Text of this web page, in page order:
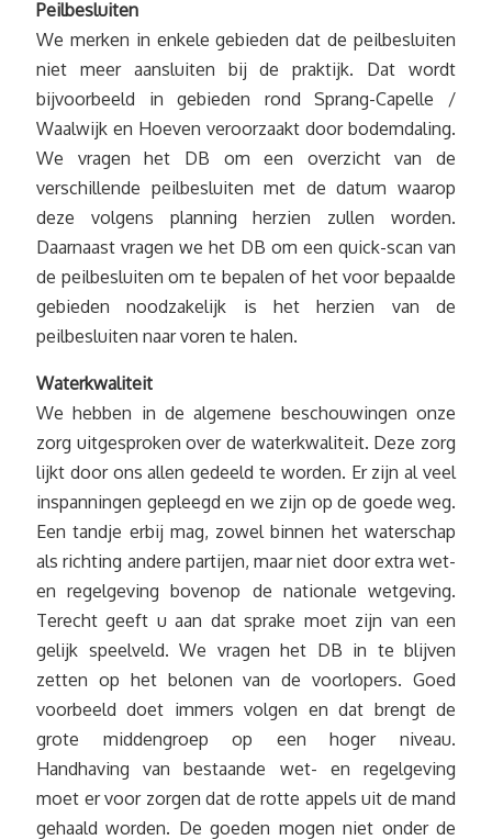
Peilbesluiten
We merken in enkele gebieden dat de peilbesluiten
niet meer aansluiten bij de praktijk. Dat wordt
bijvoorbeeld in gebieden rond Sprang-Capelle /
Waalwijk en Hoeven veroorzaakt door bodemdaling.
We vragen het DB om een overzicht van de
verschillende peilbesluiten met de datum waarop
deze volgens planning herzien zullen worden.
Daarnaast vragen we het DB om een quick-scan van
de peilbesluiten om te bepalen of het voor bepaalde
gebieden noodzakelijk is het herzien van de
peilbesluiten naar voren te halen.
Waterkwaliteit
We hebben in de algemene beschouwingen onze
zorg uitgesproken over de waterkwaliteit. Deze zorg
lijkt door ons allen gedeeld te worden. Er zijn al veel
inspanningen gepleegd en we zijn op de goede weg.
Een tandje erbij mag, zowel binnen het waterschap
als richting andere partijen, maar niet door extra wet-
en regelgeving bovenop de nationale wetgeving.
Terecht geeft u aan dat sprake moet zijn van een
gelijk speelveld. We vragen het DB in te blijven
zetten op het belonen van de voorlopers. Goed
voorbeeld doet immers volgen en dat brengt de
grote middengroep op een hoger niveau.
Handhaving van bestaande wet- en regelgeving
moet er voor zorgen dat de rotte appels uit de mand
gehaald worden. De goeden mogen niet onder de